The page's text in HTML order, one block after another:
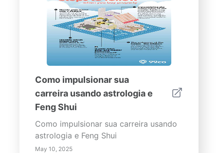
Como impulsionar sua
carreira usando astrologia e
Feng Shui
Como impulsionar sua carreira usando
astrologia e Feng Shui
May 10, 2025